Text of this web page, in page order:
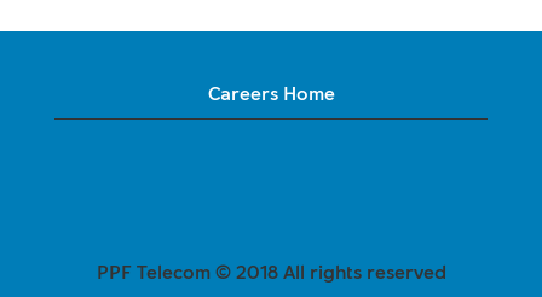
Careers Home
PPF Telecom © 2018 All rights reserved